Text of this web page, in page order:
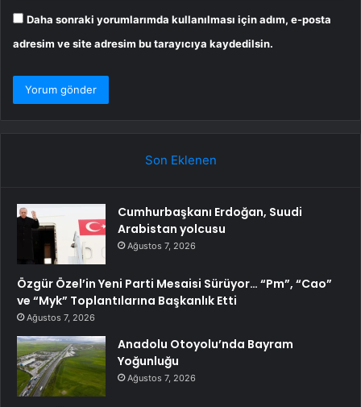
Daha sonraki yorumlarımda kullanılması için adım, e-posta
adresim ve site adresim bu tarayıcıya kaydedilsin.
Son Eklenen
Cumhurbaşkanı Erdoğan, Suudi
Arabistan yolcusu
Ağustos 7, 2026
Özgür Özel’in Yeni Parti Mesaisi Sürüyor… “Pm”, “Cao”
ve “Myk” Toplantılarına Başkanlık Etti
Ağustos 7, 2026
Anadolu Otoyolu’nda Bayram
Yoğunluğu
Ağustos 7, 2026